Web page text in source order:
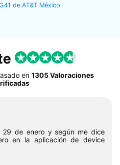
de AT&T México
en 1305 Valoraciones
29 de enero y según me dice
en la aplicación de device